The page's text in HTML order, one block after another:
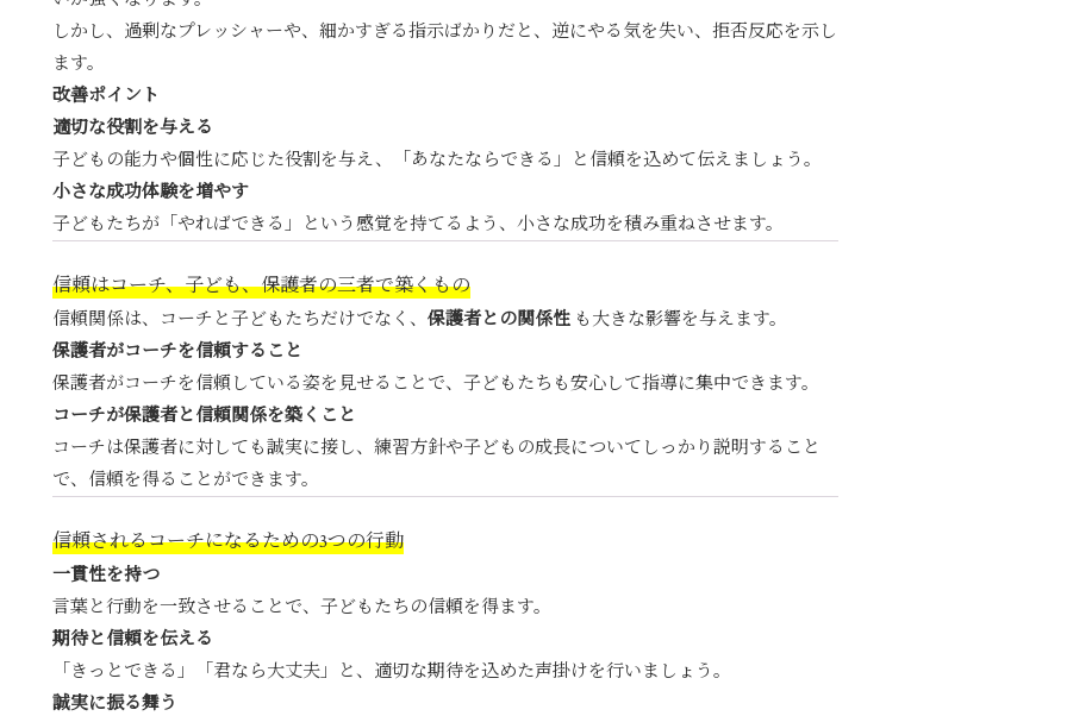
しかし、過剰なプレッシャーや、細かすぎる指示ばかりだと、逆にやる気を失い、拒否反応を示し
ます。
改善ポイント
適切な役割を与える
子どもの能力や個性に応じた役割を与え、「あなたならできる」と信頼を込めて伝えましょう。
小さな成功体験を増やす
子どもたちが「やればできる」という感覚を持てるよう、小さな成功を積み重ねさせます。
信頼はコーチ、子ども、保護者の三者で築くもの
信頼関係は、コーチと子どもたちだけでなく、 保護者との関係性 も大きな影響を与えます。
保護者がコーチを信頼すること
保護者がコーチを信頼している姿を見せることで、子どもたちも安心して指導に集中できます。
コーチが保護者と信頼関係を築くこと
コーチは保護者に対しても誠実に接し、練習方針や子どもの成長についてしっかり説明すること
で、信頼を得ることができます。
信頼されるコーチになるための3つの行動
一貫性を持つ
言葉と行動を一致させることで、子どもたちの信頼を得ます。
期待と信頼を伝える
「きっとできる」「君なら大丈夫」と、適切な期待を込めた声掛けを行いましょう。
誠実に振る舞う